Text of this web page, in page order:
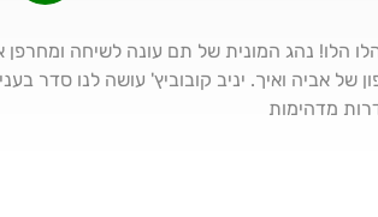
ברזל היום ה 765: הלו הלו! נהג המונית של תם עונה
אביה ואיך. יניב קובוביץ' עושה לנו סדר